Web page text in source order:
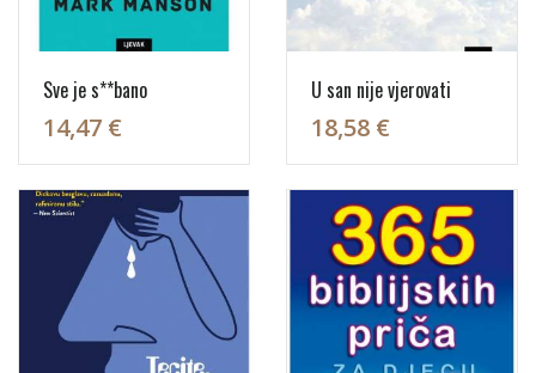
Sve je s**bano
14,47 €
U san nije vjerovati
18,58 €